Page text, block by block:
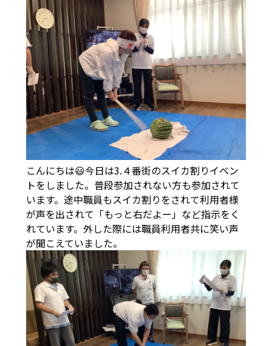
こんにちは😃今日は3.４番街のスイカ割りイベン
トをしました。普段参加されない方も参加されて
います。途中職員もスイカ割りをされて利用者様
が声を出されて「もっと右だよー」など指示をく
れています。外した際には職員利用者共に笑い声
が聞こえていました。